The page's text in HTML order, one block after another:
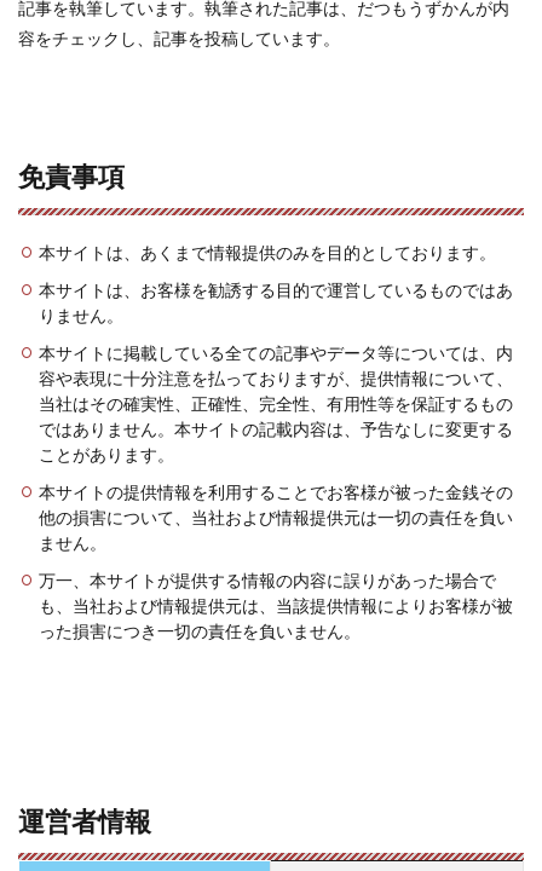
記事を執筆しています。執筆された記事は、だつもうずかんが内
容をチェックし、記事を投稿しています。
免責事項
本サイトは、あくまで情報提供のみを目的としております。
本サイトは、お客様を勧誘する目的で運営しているものではあ
りません。
本サイトに掲載している全ての記事やデータ等については、内
容や表現に十分注意を払っておりますが、提供情報について、
当社はその確実性、正確性、完全性、有用性等を保証するもの
ではありません。本サイトの記載内容は、予告なしに変更する
ことがあります。
本サイトの提供情報を利用することでお客様が被った金銭その
他の損害について、当社および情報提供元は一切の責任を負い
ません。
万一、本サイトが提供する情報の内容に誤りがあった場合で
も、当社および情報提供元は、当該提供情報によりお客様が被
った損害につき一切の責任を負いません。
運営者情報